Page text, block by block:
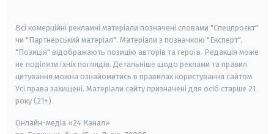
Всі комерційні рекламні матеріали позначені словами "Спецпроєкт"
чи "Партнерський матеріал". Матеріали з позначкою "Експерт",
"Позиція" відображають позицію авторів та героїв. Редакція може
не поділяти їхніх поглядів. Детальніше щодо реклами та правил
цитування можна ознайомитись в правилах користування сайтом.
Усі права захищені. Матеріали сайту призначені для осіб старше 21
року (21+)
Онлайн-медіа «24 Канал»